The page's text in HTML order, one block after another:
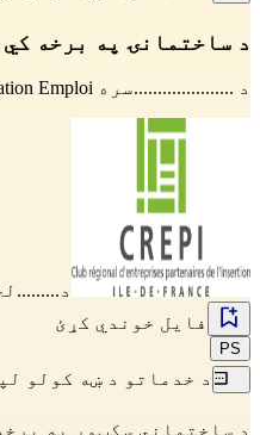
د ساختمانۍ په برخه
د .....................سره Emploi
فایل خوندي کړئ
PS
د خدماتو د ښه کولو
د ساختماني سکټور په